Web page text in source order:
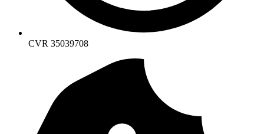
CVR 35039708